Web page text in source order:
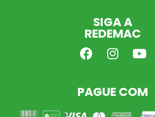
SIGA A
REDEMAC
PAGUE COM